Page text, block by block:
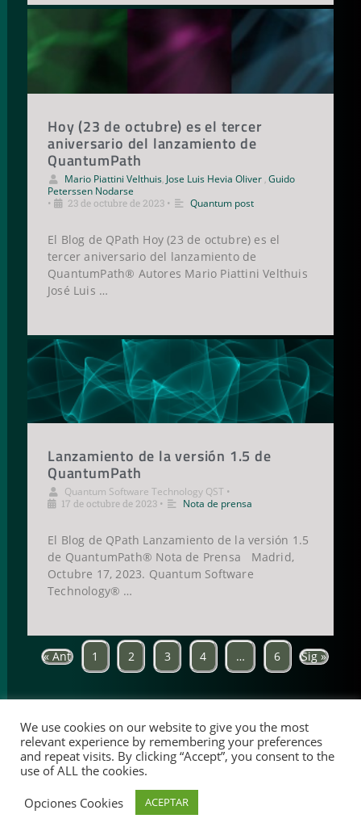
Hoy (23 de octubre) es el tercer
aniversario del lanzamiento de
QuantumPath
Mario Piattini Velthuis, Jose Luis Hevia Oliver, Guido
Peterssen Nodarse
•
23 de octubre de 2023 • Quantum post
El Blog de QPath Hoy (23 de octubre) es el
tercer aniversario del lanzamiento de
QuantumPath® Autores Mario Piattini Velthuis
José Luis …
Lanzamiento de la versión 1.5 de
QuantumPath
Quantum Software Technology QST •
17 de octubre de 2023 • Nota de prensa
El Blog de QPath Lanzamiento de la versión 1.5
de QuantumPath® Nota de Prensa Madrid,
Octubre 17, 2023. Quantum Software
Technology® …
« Ant 1 2 3 4 … 6 Sig »
QuantumPATH® ©2020-2024 - Quantum Software Technology,
We use cookies on our website to give you the most
relevant experience by remembering your preferences
and repeat visits. By clicking “Accept”, you consent to the
use of ALL the cookies.
Opciones Cookies
ACEPTAR